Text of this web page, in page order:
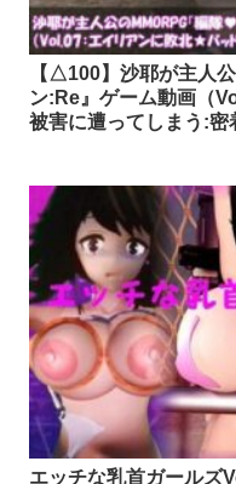
【△100】沙耶が主人
ン:Re』ゲーム動画（
被害に遭ってしまう:
エッチな乳首ガール